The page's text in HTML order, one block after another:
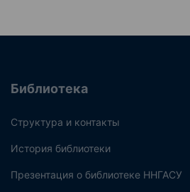
Библиотека
Структура и контакты
История библиотеки
Презентация о библиотеке ННГАСУ